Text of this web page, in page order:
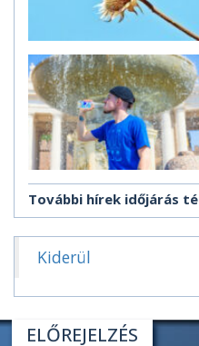
További hírek időjárás
Kiderül
ELŐREJELZÉS